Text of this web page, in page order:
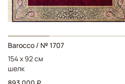
Barocco / № 1707
154 x 92 см
шелк